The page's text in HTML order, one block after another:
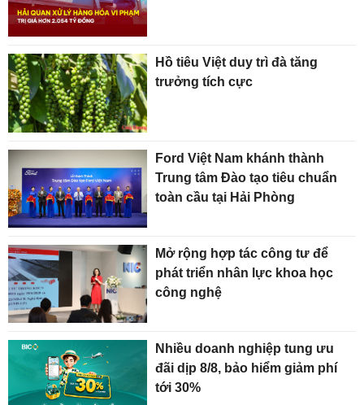
Hồ tiêu Việt duy trì đà tăng
trưởng tích cực
Ford Việt Nam khánh thành
Trung tâm Đào tạo tiêu chuẩn
toàn cầu tại Hải Phòng
Mở rộng hợp tác công tư để
phát triển nhân lực khoa học
công nghệ
Nhiều doanh nghiệp tung ưu
đãi dịp 8/8, bảo hiểm giảm phí
tới 30%